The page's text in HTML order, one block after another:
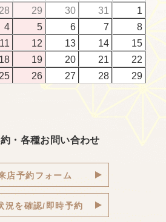
28 29 30 31
1
4 5 6 7
8
11 12 13 14
15
18 19 20 21
22
25 26 27 28 29
・各種お問い合わせ
店予約フォーム
況を確認/即時予約